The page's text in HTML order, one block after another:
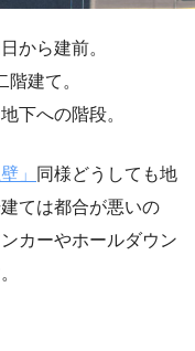
から建前。
建て。
下への階段。
」
同様どうしても地
ては都合が悪いの
カーやホールダウン